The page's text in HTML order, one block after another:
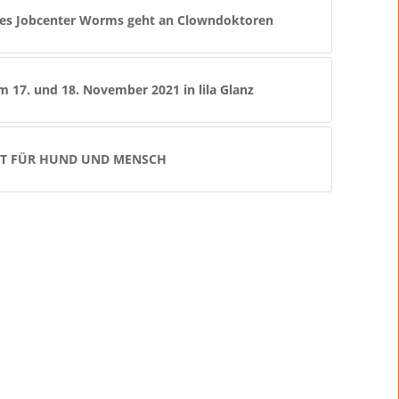
Jobcenter Worms geht an Clowndoktoren
17. und 18. November 2021 in lila Glanz
FÜR HUND UND MENSCH